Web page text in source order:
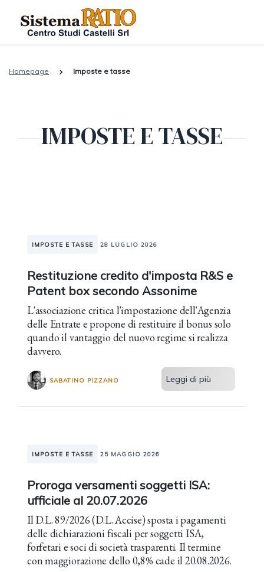
Homepage Imposte e tasse
IMPOSTE E TASSE
IMPOSTE E TASSE 28 LUGLIO 2026
Restituzione credito d'imposta R&S e
Patent box secondo Assonime
L'associazione critica l'impostazione dell'Agenzia
delle Entrate e propone di restituire il bonus solo
quando il vantaggio del nuovo regime si realizza
davvero.
SABATINO PIZZANO Leggi di più
IMPOSTE E TASSE 25 MAGGIO 2026
Proroga versamenti soggetti ISA:
ufficiale al 20.07.2026
Il D.L. 89/2026 (D.L. Accise) sposta i pagamenti
delle dichiarazioni fiscali per soggetti ISA,
forfetari e soci di società trasparenti. Il termine
con maggiorazione dello 0,8% cade il 20.08.2026.